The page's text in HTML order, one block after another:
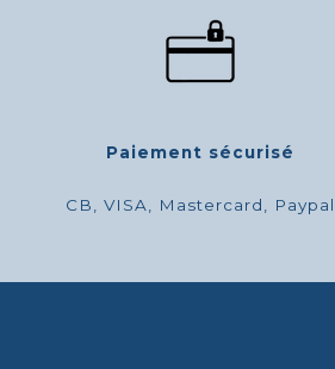
Paiement sécurisé
CB, VISA, Mastercard, Paypal